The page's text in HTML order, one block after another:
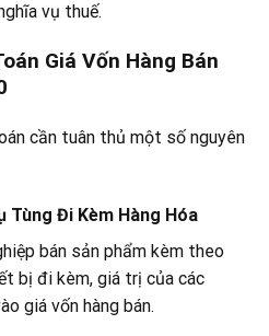
vụ thuế.
Giá Vốn Hàng Bán
cần tuân thủ một số nguyên
Tùng Đi Kèm Hàng Hóa
bán sản phẩm kèm theo
bị đi kèm, giá trị của các
giá vốn hàng bán.